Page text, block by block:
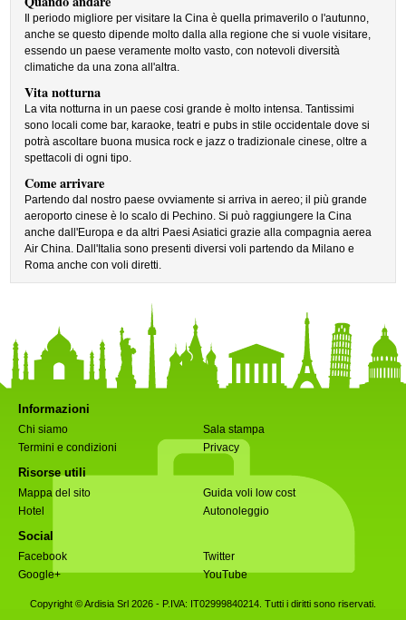
Il periodo migliore per visitare la Cina è quella primaverilo o l'autunno,
anche se questo dipende molto dalla alla regione che si vuole visitare,
essendo un paese veramente molto vasto, con notevoli diversità
climatiche da una zona all'altra.
Vita notturna
La vita notturna in un paese cosi grande è molto intensa. Tantissimi
sono locali come bar, karaoke, teatri e pubs in stile occidentale dove si
potrà ascoltare buona musica rock e jazz o tradizionale cinese, oltre a
spettacoli di ogni tipo.
Come arrivare
Partendo dal nostro paese ovviamente si arriva in aereo; il più grande
aeroporto cinese è lo scalo di Pechino. Si può raggiungere la Cina
anche dall'Europa e da altri Paesi Asiatici grazie alla compagnia aerea
Air China. Dall'Italia sono presenti diversi voli partendo da Milano e
Roma anche con voli diretti.
Informazioni
Chi siamo
Sala stampa
Termini e condizioni
Privacy
Risorse utili
Mappa del sito
Guida voli low cost
Hotel
Autonoleggio
Social
Facebook
Twitter
Google+
YouTube
Copyright © Ardisia Srl 2026 - P.IVA: IT02999840214. Tutti i diritti sono riservati.